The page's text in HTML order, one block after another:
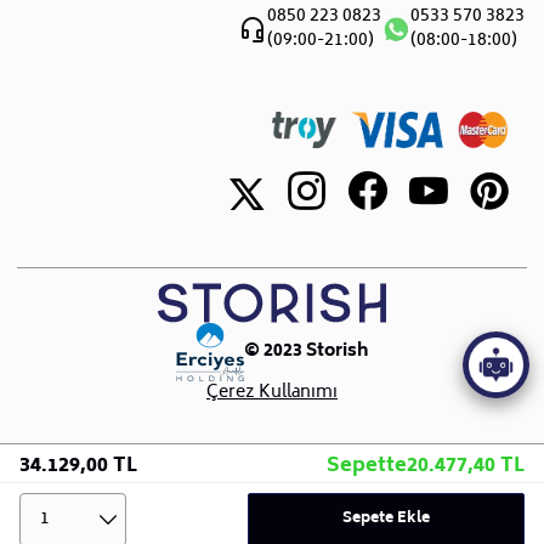
34.129,00 TL Sepette20.477,40 TL
1 Sepete Ekle
0850 223 0823
(09:00-21:00)
0533 570 3823
(08:00-18:00)
© 2023 Storish
Çerez Kullanımı